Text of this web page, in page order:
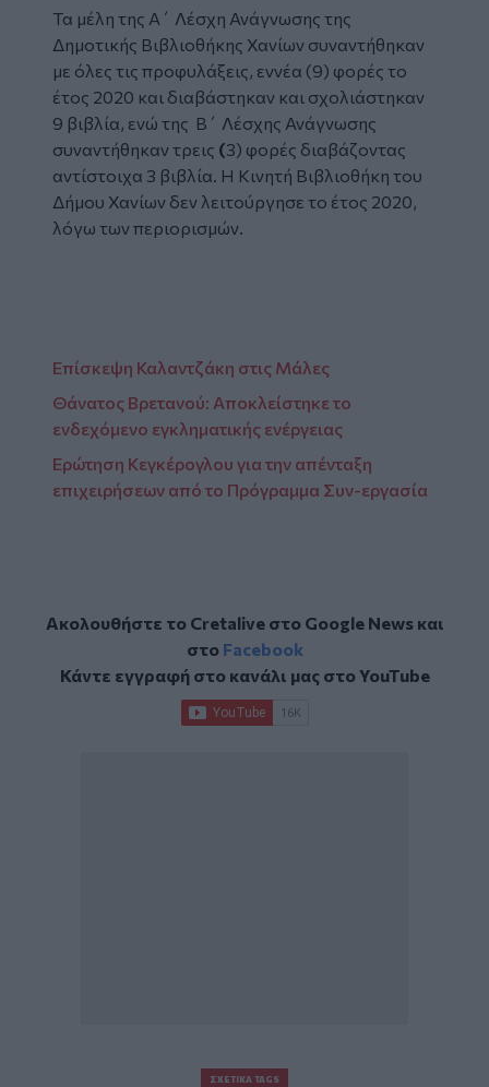
Τα μέλη της Α΄ Λέσχη Ανάγνωσης της
Δημοτικής Βιβλιοθήκης Χανίων συναντήθηκαν
με όλες τις προφυλάξεις, εννέα (9) φορές το
έτος 2020 και διαβάστηκαν και σχολιάστηκαν
9 βιβλία, ενώ της Β΄ Λέσχης Ανάγνωσης
συναντήθηκαν τρεις (3) φορές διαβάζοντας
αντίστοιχα 3 βιβλία. Η Κινητή Βιβλιοθήκη του
Δήμου Χανίων δεν λειτούργησε το έτος 2020,
λόγω των περιορισμών.
Επίσκεψη Καλαντζάκη στις Μάλες
Θάνατος Βρετανού: Aποκλείστηκε το
ενδεχόμενο εγκληματικής ενέργειας
Ερώτηση Κεγκέρογλου για την απένταξη
επιχειρήσεων από το Πρόγραμμα Συν-εργασία
Ακολουθήστε το Cretalive στο Google Newsκαι
στο Facebook
Κάντε εγγραφή στο κανάλι μας στοYouTube
ΣΧΕΤΙΚΆ TAGS